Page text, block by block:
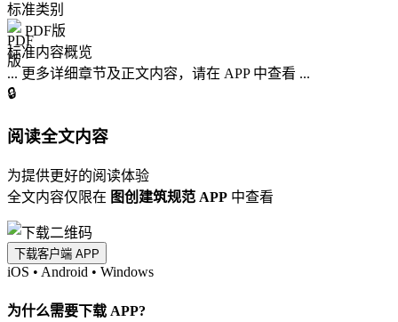
标准类别
PDF版
标准内容概览
... 更多详细章节及正文内容，请在 APP 中查看 ...
🔒
阅读全文内容
为提供更好的阅读体验
全文内容仅限在 图创建筑规范 APP 中查看
下载客户端 APP
iOS • Android • Windows
为什么需要下载 APP?